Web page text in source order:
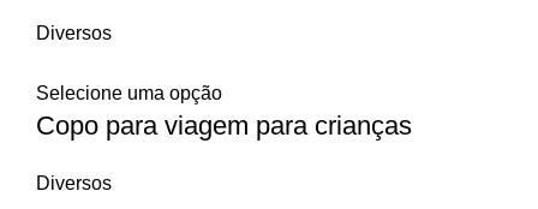
Diversos
Selecione uma opção
Copo para viagem para crianças
Diversos